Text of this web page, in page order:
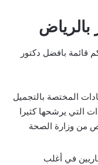
بالرياض
قائمة بافضل دكتور
المختصة بالتجميل
التي يرشحها كثيرا
من وزارة الصحة
في أغلب